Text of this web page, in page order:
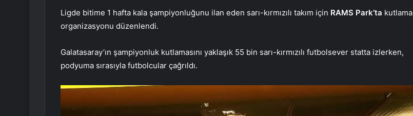
Ligde bitime 1 hafta kala şampiyonluğunu ilan eden sarı-kırmızılı takım için RAMS Park’ta kutlama
organizasyonu düzenlendi.
Galatasaray’ın şampiyonluk kutlamasını yaklaşık 55 bin sarı-kırmızılı futbolsever statta izlerken,
podyuma sırasıyla futbolcular çağrıldı.